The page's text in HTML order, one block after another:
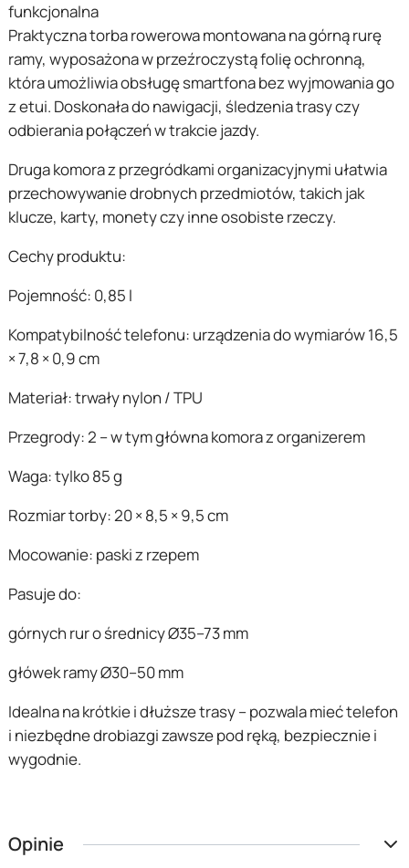
funkcjonalna
Praktyczna torba rowerowa montowana na górną rurę
ramy, wyposażona w przeźroczystą folię ochronną,
która umożliwia obsługę smartfona bez wyjmowania go
z etui. Doskonała do nawigacji, śledzenia trasy czy
odbierania połączeń w trakcie jazdy.
Druga komora z przegródkami organizacyjnymi ułatwia
przechowywanie drobnych przedmiotów, takich jak
klucze, karty, monety czy inne osobiste rzeczy.
Cechy produktu:
Pojemność: 0,85 l
Kompatybilność telefonu: urządzenia do wymiarów 16,5
× 7,8 × 0,9 cm
Materiał: trwały nylon / TPU
Przegrody: 2 – w tym główna komora z organizerem
Waga: tylko 85 g
Rozmiar torby: 20 × 8,5 × 9,5 cm
Mocowanie: paski z rzepem
Pasuje do:
górnych rur o średnicy Ø35–73 mm
główek ramy Ø30–50 mm
Idealna na krótkie i dłuższe trasy – pozwala mieć telefon
i niezbędne drobiazgi zawsze pod ręką, bezpiecznie i
wygodnie.
Opinie